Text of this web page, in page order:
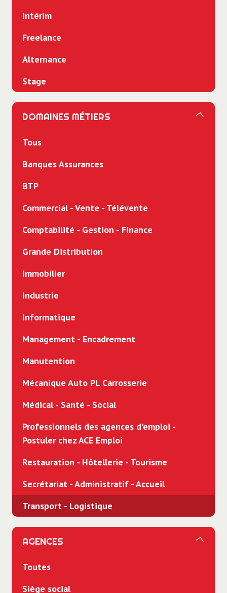
Intérim
Freelance
Alternance
Stage
DOMAINES MÉTIERS
Tous
Banques Assurances
BTP
Commercial - Vente - Télévente
Comptabilité - Gestion - Finance
Grande Distribution
Immobilier
Industrie
Informatique
Management - Encadrement
Manutention
Mécanique Auto PL Carrosserie
Médical - Santé - Social
Professionnels des agences d'emploi -
Postuler chez ACE Emploi
Restauration - Hôtellerie - Tourisme
Secrétariat - Administratif - Accueil
Transport - Logistique
AGENCES
Toutes
Siège social